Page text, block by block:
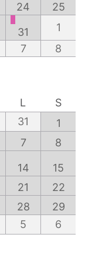
24 25
31
1
7 8
L
S
31
1
7 8
14
15
21
22
28
29
5 6